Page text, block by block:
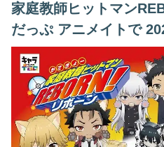
家庭教師ヒットマン
だっぷ アニメイトで